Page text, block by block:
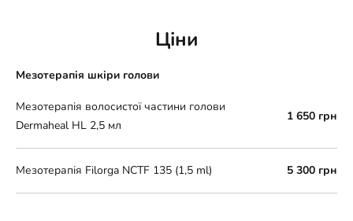
Ціни
Мезотерапія шкіри голови
Мезотерапія волосистої частини голови
Dermaheal HL 2,5 мл
1 650 грн
Мезотерапія Filorga NCTF 135 (1,5 ml) 5 300 грн